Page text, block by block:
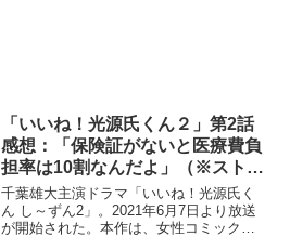
「いいね！光源氏くん２」第2話
感想：「保険証がないと医療費負
担率は10割なんだよ」（※ストー
リーネタバレあり）
千葉雄大主演ドラマ「いいね！光源氏く
ん し～ずん2」。2021年6月7日より放送
が開始された。本作は、女性コミック誌